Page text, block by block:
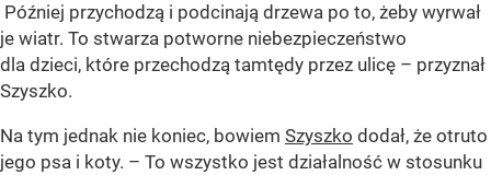
Później przychodzą i podcinają drzewa po to, żeby wyrwał
je wiatr. To stwarza potworne niebezpieczeństwo
dla dzieci, które przechodzą tamtędy przez ulicę – przyznał
Szyszko.
Na tym jednak nie koniec, bowiem Szyszko dodał, że otruto
jego psa i koty. – To wszystko jest działalność w stosunku